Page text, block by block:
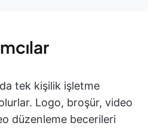
tek kişilik işletme
Logo, broşür, video
düzenleme becerileri